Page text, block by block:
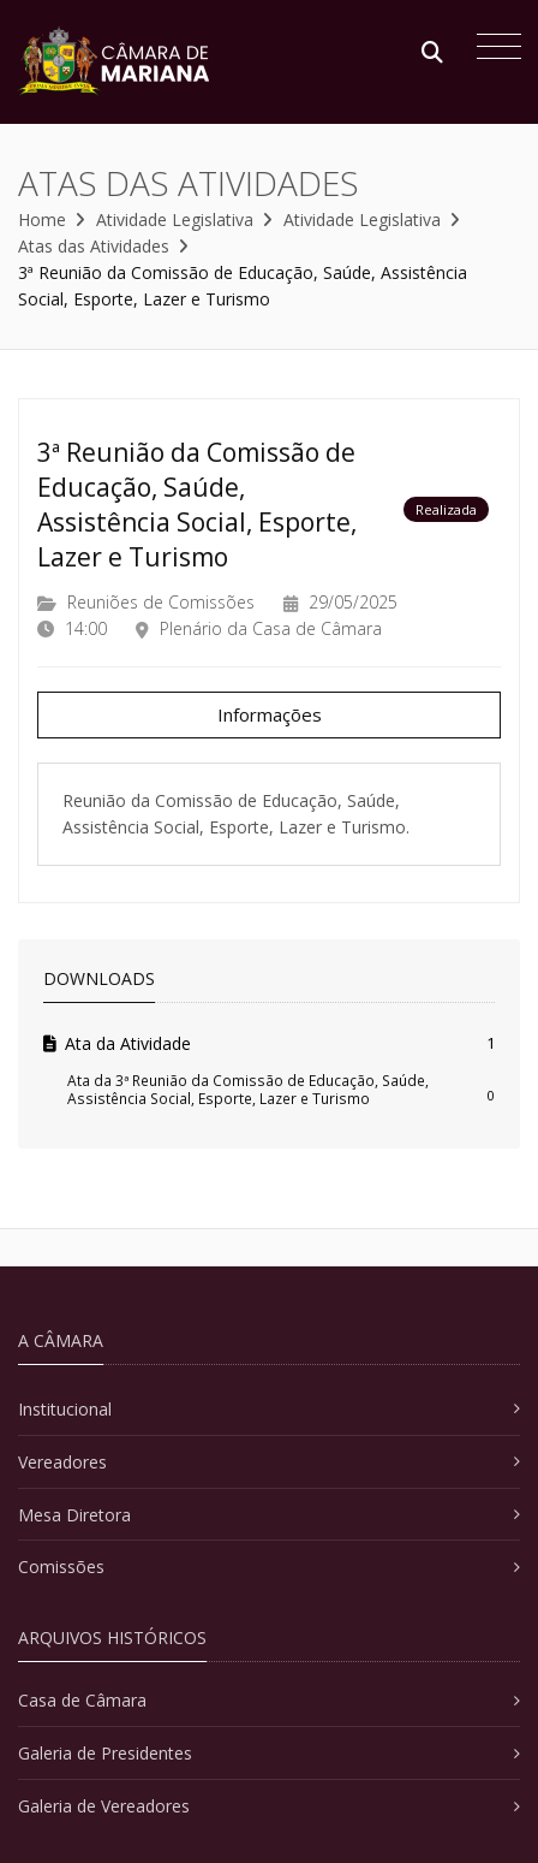
ATAS DAS ATIVIDADES
Home Atividade Legislativa
Atividade Legislativa
Atas das Atividades
3ª Reunião da Comissão de Educação, Saúde, Assistência
Social, Esporte, Lazer e Turismo
3ª Reunião da Comissão de
Educação, Saúde,
Assistência Social, Esporte,
Lazer e Turismo
Realizada
Reuniões de Comissões
29/05/2025
14:00
Plenário da Casa de Câmara
Informações
Reunião da Comissão de Educação, Saúde,
Assistência Social, Esporte, Lazer e Turismo.
DOWNLOADS
Ata da Atividade 1
Ata da 3ª Reunião da Comissão de Educação, Saúde,
Assistência Social, Esporte, Lazer e Turismo
0
A CÂMARA
Institucional
Vereadores
Mesa Diretora
Comissões
ARQUIVOS HISTÓRICOS
Casa de Câmara
Galeria de Presidentes
Galeria de Vereadores